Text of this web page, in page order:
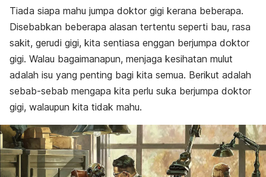
Tiada siapa mahu jumpa doktor gigi kerana beberapa.
Disebabkan beberapa alasan tertentu seperti bau, rasa
sakit, gerudi gigi, kita sentiasa enggan berjumpa doktor
gigi. Walau bagaimanapun, menjaga kesihatan mulut
adalah isu yang penting bagi kita semua. Berikut adalah
sebab-sebab mengapa kita perlu suka berjumpa doktor
gigi, walaupun kita tidak mahu.